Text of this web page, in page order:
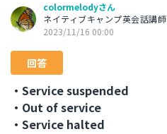
colormelodyさん
ネイティブキャンプ英会話講師
2023/11/16 00:00
回答
・Service suspended
・Out of service
・Service halted